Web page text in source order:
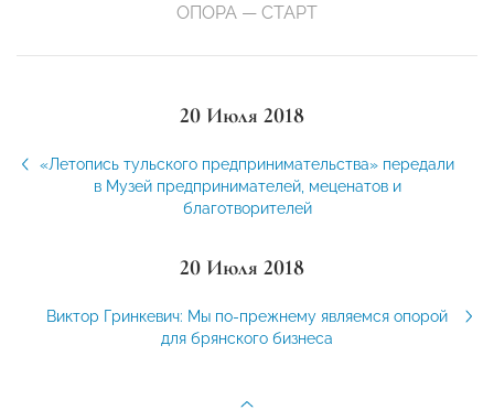
ОПОРА — СТАРТ
20 Июля 2018
«Летопись тульского предпринимательства» передали
в Музей предпринимателей, меценатов и
благотворителей
20 Июля 2018
Виктор Гринкевич: Мы по-прежнему являемся опорой
для брянского бизнеса